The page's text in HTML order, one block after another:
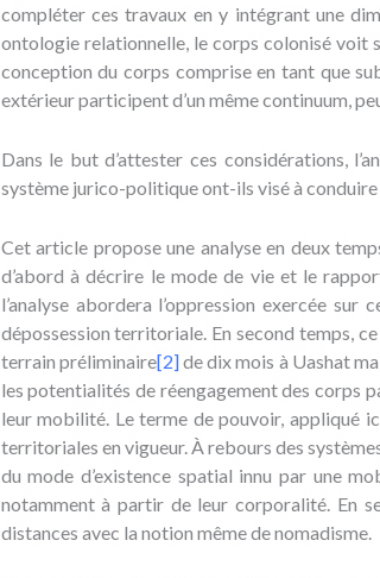
compléter ces travaux en y intégrant une
ontologie relationnelle, le corps colonisé voit
conception du corps comprise en tant que
extérieur participent d’un même continuum,
Dans le but d’attester ces considérations,
système jurico-politique ont-ils visé à conduire
Cet article propose une analyse en deux
d’abord à décrire le mode de vie et le
l’analyse abordera l’oppression exercée
dépossession territoriale. En second temps,
terrain préliminaire[2]de dix mois à Uashat
les potentialités de réengagement des corps
leur mobilité. Le terme de pouvoir, appliqué
territoriales en vigueur. À rebours des
du mode d’existence spatial innu par une
notamment à partir de leur corporalité. En
distances avec la notion même de nomadisme.